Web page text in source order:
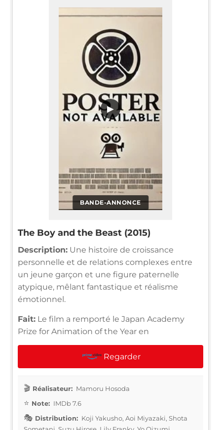
BANDE-ANNONCE
▶
The Boy and the Beast (2015)
Description: Une histoire de croissance
personnelle et de relations complexes entre
un jeune garçon et une figure paternelle
atypique, mêlant fantastique et réalisme
émotionnel.
Fait: Le film a remporté le Japan Academy
Prize for Animation of the Year en
Regarder
Réalisateur: Mamoru Hosoda
Note: IMDb 7.6
Distribution: Koji Yakusho, Aoi Miyazaki, Shota